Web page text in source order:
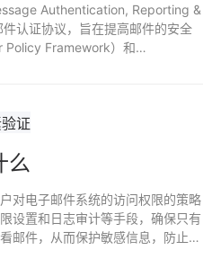
Authentication, Reporting &
认证协议，旨在提高邮件的安全
Policy Framework）和
么
对电子邮件系统的访问权限的策略
设置和日志审计等手段，确保只有
邮件，从而保护敏感信息，防止数